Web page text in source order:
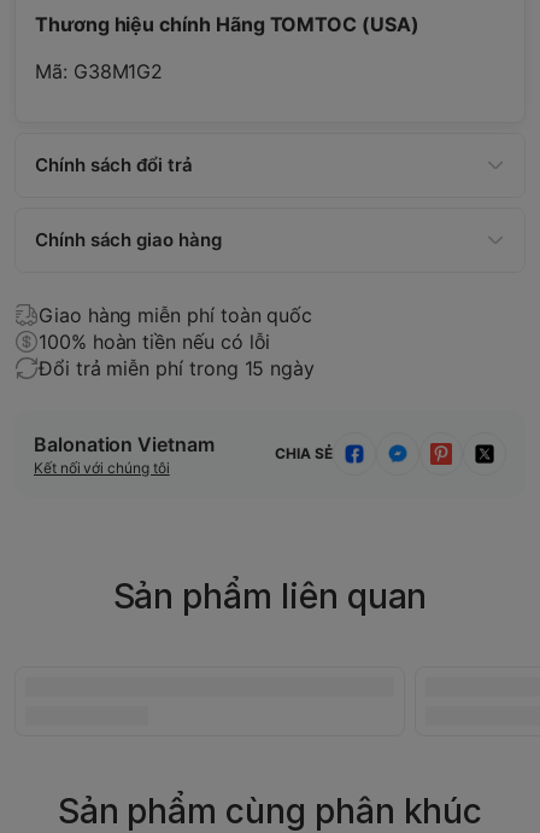
Thương hiệu chính Hãng TOMTOC (USA)
Mã: G38M1G2
Chính sách đổi trả
Chính sách giao hàng
Giao hàng miễn phí toàn quốc
100% hoàn tiền nếu có lỗi
Đổi trả miễn phí trong 15 ngày
Balonation Vietnam
Kết nối với chúng tôi
CHIA SẺ
Sản phẩm liên quan
Sản phẩm cùng phân khúc